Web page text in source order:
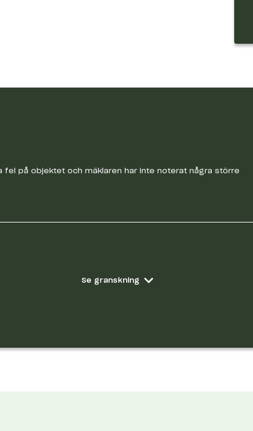
på objektet och mäklaren har inte noterat några större
Se granskning